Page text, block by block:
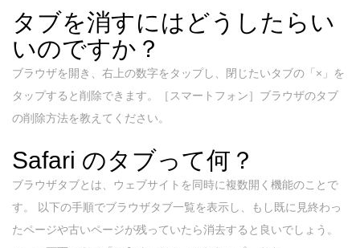
タブを消すにはどうしたらい
いのですか？
ブラウザを開き、右上の数字をタップし、閉じたいタブの「×」を
タップすると削除できます。［スマートフォン］ブラウザのタブ
の削除方法を教えてください。
Safari のタブって何？
ブラウザタブとは、ウェブサイトを同時に複数開く機能のことで
す。 以下の手順でブラウザタブ一覧を表示し、もし既に見終わっ
たページや古いページが残っていたら消去すると良いでしょう。